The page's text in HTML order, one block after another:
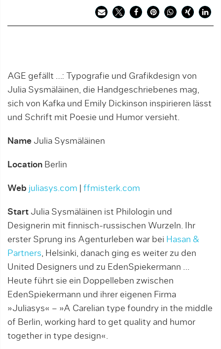
AGE gefällt …: Typografie und Grafikdesign von
Julia Sysmäläinen, die Handgeschriebenes mag,
sich von Kafka und Emily Dickinson inspirieren lässt
und Schrift mit Poesie und Humor versieht.
Name Julia Sysmäläinen
Location Berlin
Web juliasys.com ffmisterk.com
Start Julia Sysmäläinen ist Philologin und
Designerin mit finnisch-russischen Wurzeln. Ihr
erster Sprung ins Agenturleben war bei Hasan &
Partners, Helsinki, danach ging es weiter zu den
United Designers und zu EdenSpiekermann …
Heute führt sie ein Doppelleben zwischen
EdenSpiekermann und ihrer eigenen Firma
»Juliasys« – »A Carelian type foundry in the middle
of Berlin, working hard to get quality and humor
together in type design«.